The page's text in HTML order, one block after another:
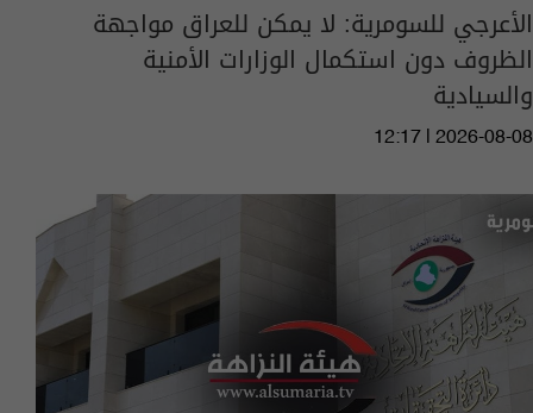
الأعرجي للسومرية: لا يمكن للعراق مواجهة
الظروف دون استكمال الوزارات الأمنية
والسيادية
12:17 | 2026-08-08